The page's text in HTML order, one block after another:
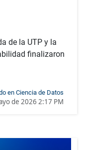
de la UTP y la
finalizaron
en Ciencia de Datos
de 2026 2:17 PM